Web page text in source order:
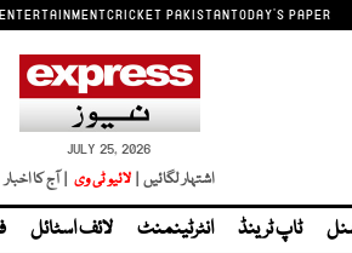
CRICKET PAKISTANTODAY'S PAPER
JULY 25, 2026
اشتہار لگائیں | لائیو ٹی وی | آج کا اخبار
ٹاپ ٹرینڈ انٹرٹینمنٹ لائف اسٹائل